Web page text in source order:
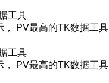
工具
， PV最高的TK数据工具
工具
， PV最高的TK数据工具